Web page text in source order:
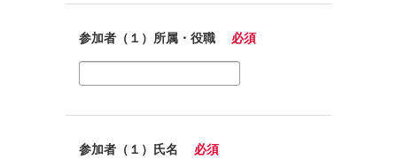
参加者（１）所属・役職 必須
参加者（１）氏名 必須